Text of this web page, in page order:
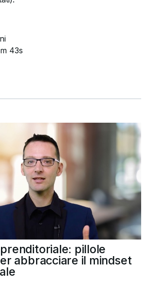
43s
pillole
abbracciare il mindset